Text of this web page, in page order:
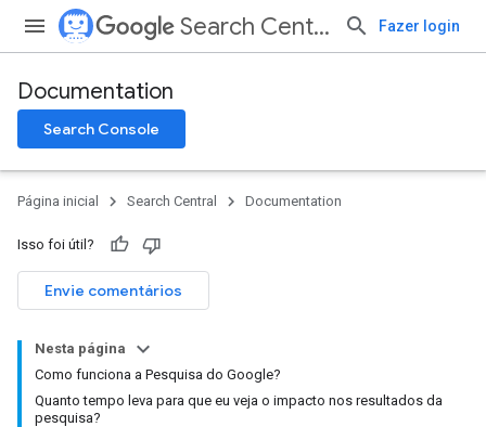
Search Central Fazer login
Documentation
Search Console
Página inicial Search Central Documentation
Isso foi útil?
Envie comentários
Nesta página
Como funciona a Pesquisa do Google?
Quanto tempo leva para que eu veja o impacto nos resultados da
pesquisa?